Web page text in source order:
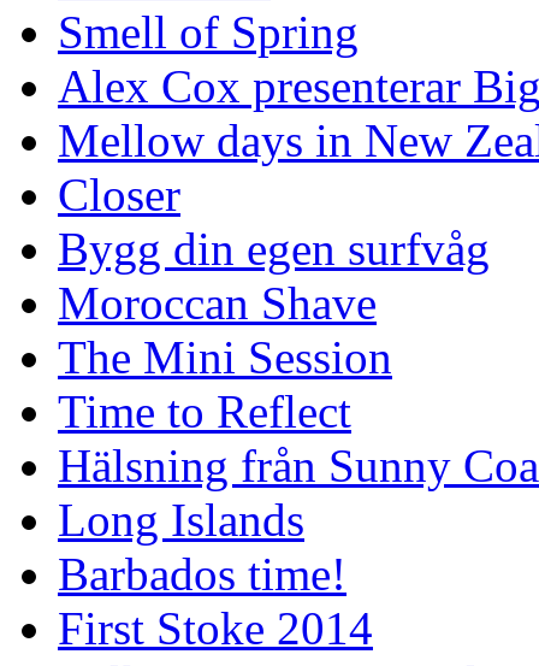
Smell of Spring
Alex Cox presenterar
Mellow days in New
Closer
Bygg din egen surfvåg
Moroccan Shave
The Mini Session
Time to Reflect
Hälsning från Sunny
Long Islands
Barbados time!
First Stoke 2014